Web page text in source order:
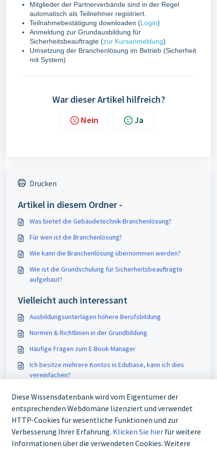
Mitglieder der Partnerverbände sind in der Regel
automatisch als Teilnehmer registriert.
Teilnahmebestätigung downloaden (Login)
Anmeldung zur Grundausbildung für
Sicherheitsbeauftragte (zur Kursanmeldung)
Umsetzung der Branchenlösung im Betrieb (Sicherheit
mit System)
War dieser Artikel hilfreich?
Nein Ja
Drucken
Artikel in diesem Ordner -
Was bietet die Gebäudetechnik-Branchenlösung?
Für wen ist die Branchenlösung?
Wie kann die Branchenlösung übernommen werden?
Wie ist die Grundschulung für Sicherheitsbeauftragte
aufgebaut?
Vielleicht auch interessant
Ausbildungsunterlagen höhere Berufsbildung
Normen & Richtlinien in der Grundbildung
Häufige Fragen zum E-Book Manager
Ich besitze mehrere Kontos in Edubase, kann ich dies
vereinfachen?
Diese Wissensdatenbank wird vom Eigentümer der
entsprechenden Webdomäne lizenziert und verwendet
HTTP-Cookies für wesentliche Funktionen und zur
Verbesserung Ihrer Erfahrung. Klicken Sie hier für weitere
Informationen über die verwendeten Cookies. Weitere